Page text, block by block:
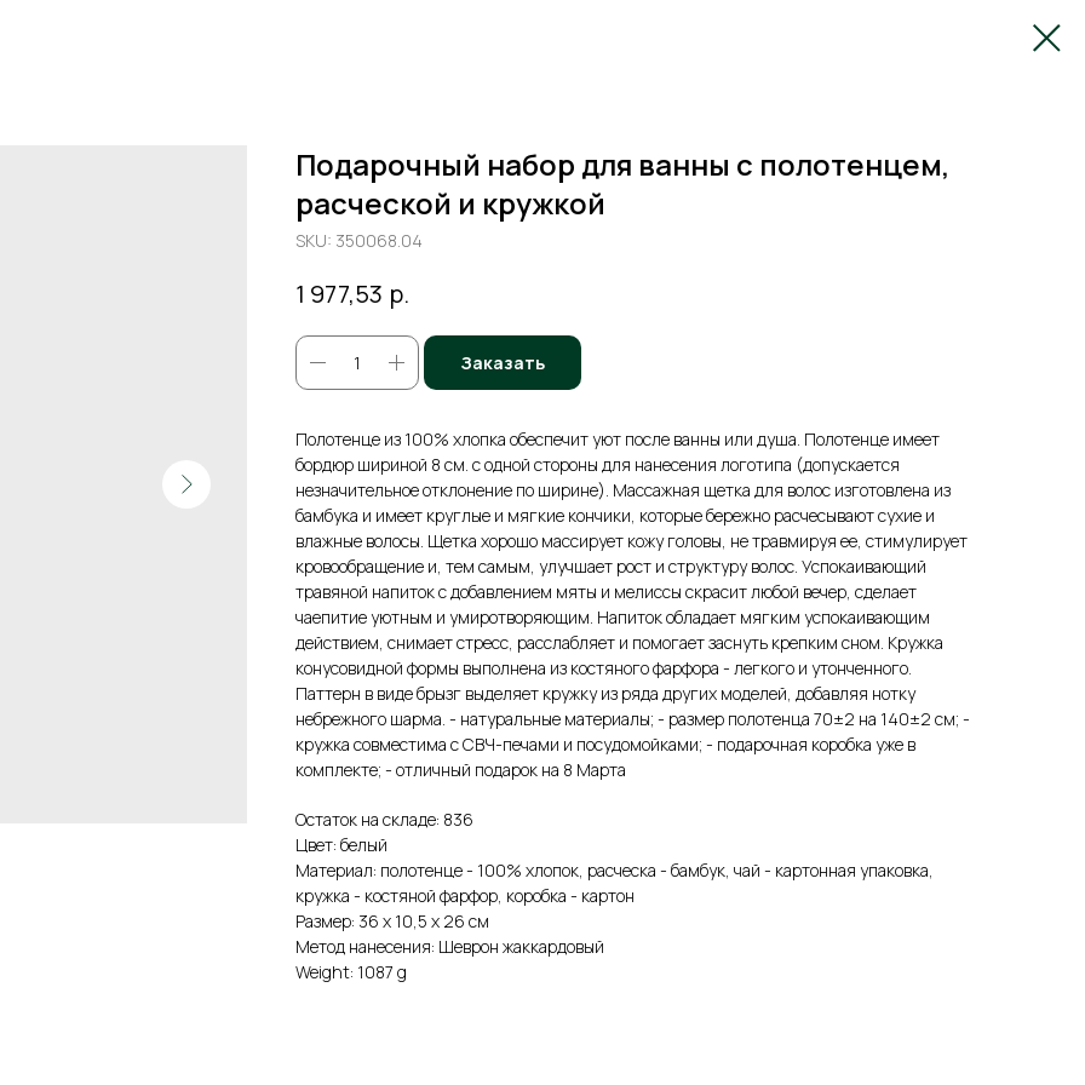
Подарочный набор для ванны с полотенцем,
расческой и кружкой
SKU: 350068.04
1 977,53 р.
Заказать
Полотенце из 100% хлопка обеспечит уют после ванны или душа. Полотенце имеет
бордюр шириной 8 см. с одной стороны для нанесения логотипа (допускается
незначительное отклонение по ширине). Массажная щетка для волос изготовлена из
бамбука и имеет круглые и мягкие кончики, которые бережно расчесывают сухие и
влажные волосы. Щетка хорошо массирует кожу головы, не травмируя ее, стимулирует
кровообращение и, тем самым, улучшает рост и структуру волос. Успокаивающий
травяной напиток с добавлением мяты и мелиссы скрасит любой вечер, сделает
чаепитие уютным и умиротворяющим. Напиток обладает мягким успокаивающим
действием, снимает стресс, расслабляет и помогает заснуть крепким сном. Кружка
конусовидной формы выполнена из костяного фарфора - легкого и утонченного.
Паттерн в виде брызг выделяет кружку из ряда других моделей, добавляя нотку
небрежного шарма. - натуральные материалы; - размер полотенца 70±2 на 140±2 см; -
кружка совместима с СВЧ-печами и посудомойками; - подарочная коробка уже в
комплекте; - отличный подарок на 8 Марта
Остаток на складе: 836
Цвет: белый
Материал: полотенце - 100% хлопок, расческа - бамбук, чай - картонная упаковка,
кружка - костяной фарфор, коробка - картон
Размер: 36 х 10,5 х 26 см
Метод нанесения: Шеврон жаккардовый
Weight: 1087 g